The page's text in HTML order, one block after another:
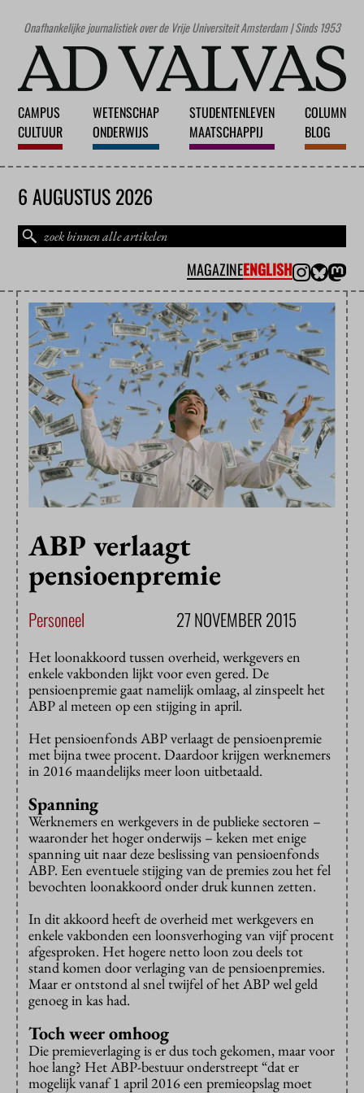
Onafhankelijke journalistiek over de Vrije Universiteit Amsterdam | Sinds 1953
CAMPUS
CULTUUR
WETENSCHAP
ONDERWIJS
STUDENTENLEVEN
MAATSCHAPPIJ
COLUMN
BLOG
6 AUGUSTUS 2026
MAGAZINEENGLISH
ABP verlaagt
pensioenpremie
Personeel 27 NOVEMBER 2015
Het loonakkoord tussen overheid, werkgevers en
enkele vakbonden lijkt voor even gered. De
pensioenpremie gaat namelijk omlaag, al zinspeelt het
ABP al meteen op een stijging in april.
Het pensioenfonds ABP verlaagt de pensioenpremie
met bijna twee procent. Daardoor krijgen werknemers
in 2016 maandelijks meer loon uitbetaald.
Spanning
Werknemers en werkgevers in de publieke sectoren –
waaronder het hoger onderwijs – keken met enige
spanning uit naar deze beslissing van pensioenfonds
ABP. Een eventuele stijging van de premies zou het fel
bevochten loonakkoord onder druk kunnen zetten.
In dit akkoord heeft de overheid met werkgevers en
enkele vakbonden een loonsverhoging van vijf procent
afgesproken. Het hogere netto loon zou deels tot
stand komen door verlaging van de pensioenpremies.
Maar er ontstond al snel twijfel of het ABP wel geld
genoeg in kas had.
Toch weer omhoog
Die premieverlaging is er dus toch gekomen, maar voor
hoe lang? Het ABP-bestuur onderstreept “dat er
mogelijk vanaf 1 april 2016 een premieopslag moet